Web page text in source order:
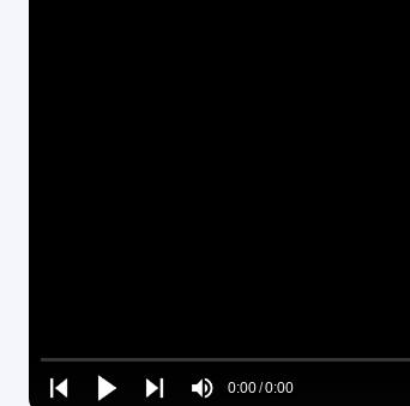
Play
Play
Play
Mute0:00/0:00
Loaded:
0%